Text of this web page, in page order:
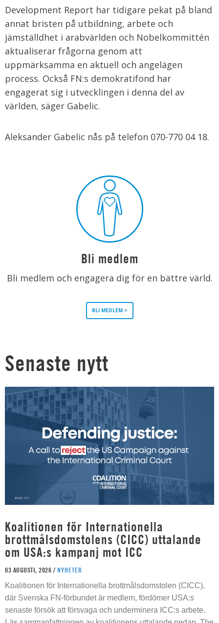
Development Report har tidigare pekat på bland
annat bristen på utbildning, arbete och
jämställdhet i arabvärlden och Nobelkommittén
aktualiserar frågorna genom att
uppmärksamma en aktuell och angelägen
process. Också FN:s demokratifond har
engagerat sig i utvecklingen i denna del av
världen, säger Gabelic.
Aleksander Gabelic nås på telefon 070-770 04 18.
Bli medlem
Bli medlem och engagera dig för en bättre värld.
BLI MEDLEM >
Senaste nytt
Koalitionen för Internationella
brottmålsdomstolens (CICC) uttalande
om USA:s kampanj mot ICC
03 AUGUSTI, 2026 / NYHETER
Koalitionen för Internationella brottmålsdomstolen (CICC),
där Svenska FN-förbundet är medlem, fördömer USA:s
senaste försök att försvaga och underminera ICC:s arbete.